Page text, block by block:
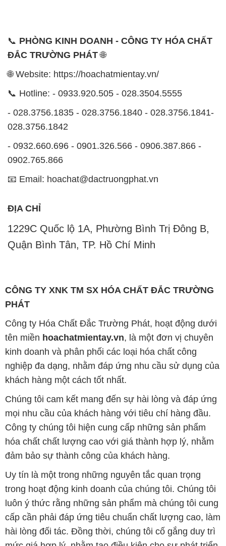
📞 PHÒNG KINH DOANH - CÔNG TY HÓA CHẤT
ĐẮC TRƯỜNG PHÁT🌐
🌐 Website: https://hoachatmientay.vn/
📞 Hotline: - 0933.920.505 - 028.3504.5555
- 028.3756.1835 - 028.3756.1840 - 028.3756.1841-
028.3756.1842
- 0932.660.696 - 0901.326.566 - 0906.387.866 -
0902.765.866
📧 Email: hoachat@dactruongphat.vn
ĐỊA CHỈ
1229C Quốc lộ 1A, Phường Bình Trị Đông B,
Quận Bình Tân, TP. Hồ Chí Minh
CÔNG TY XNK TM SX HÓA CHẤT ĐẮC TRƯỜNG
PHÁT
Công ty Hóa Chất Đắc Trường Phát, hoạt động dưới
tên miền hoachatmientay.vn, là một đơn vị chuyên
kinh doanh và phân phối các loại hóa chất công
nghiệp đa dạng, nhằm đáp ứng nhu cầu sử dụng của
khách hàng một cách tốt nhất.
Chúng tôi cam kết mang đến sự hài lòng và đáp ứng
mọi nhu cầu của khách hàng với tiêu chí hàng đầu.
Công ty chúng tôi hiện cung cấp những sản phẩm
hóa chất chất lượng cao với giá thành hợp lý, nhằm
đảm bảo sự thành công của khách hàng.
Uy tín là một trong những nguyên tắc quan trọng
trong hoạt động kinh doanh của chúng tôi. Chúng tôi
luôn ý thức rằng những sản phẩm mà chúng tôi cung
cấp cần phải đáp ứng tiêu chuẩn chất lượng cao, làm
hài lòng đối tác. Đồng thời, chúng tôi cố gắng duy trì